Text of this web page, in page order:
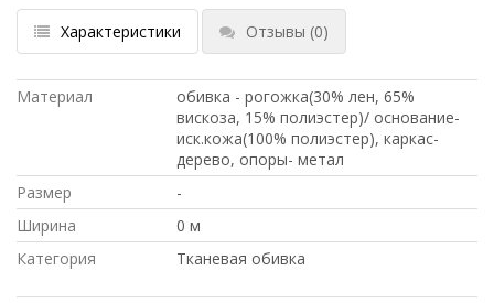
Характеристики Отзывы (0)
Материал
обивка - рогожка(30% лен, 65%
вискоза, 15% полиэстер)/ основание-
иск.кожа(100% полиэстер), каркас-
дерево, опоры- метал
Размер
-
Ширина
0 м
Категория
Тканевая обивка